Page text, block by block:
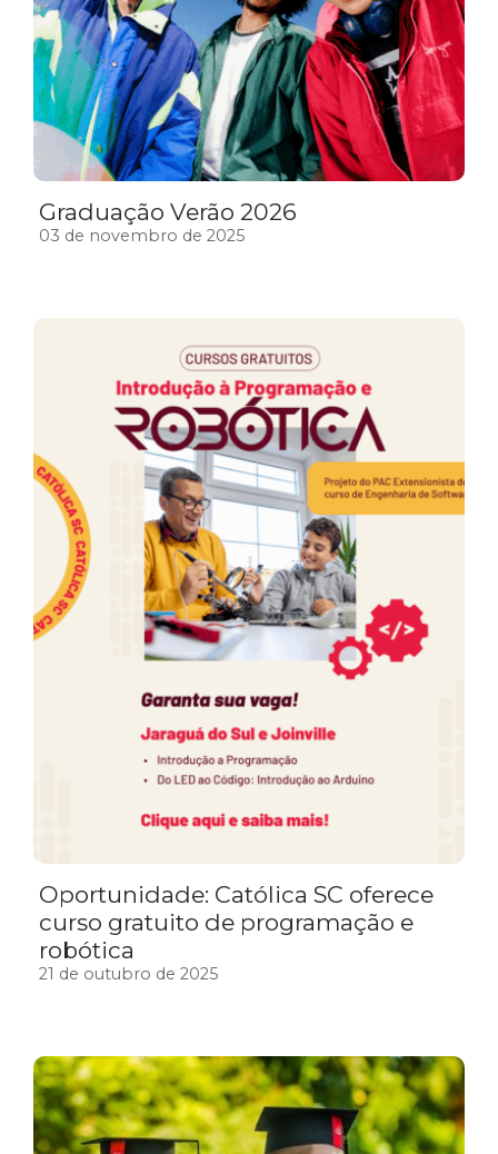
Graduação Verão 2026
03 de novembro de 2025
Oportunidade: Católica SC oferece
curso gratuito de programação e
robótica
21 de outubro de 2025